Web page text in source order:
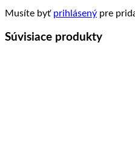
Musíte byť prihlásený pre
Súvisiace produkty